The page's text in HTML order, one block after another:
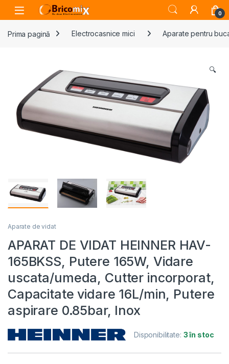
Skip to navigation
Skip to content
Open 0
Prima pagină Electrocasnice mici Aparate pentru
🔍
Aparate de vidat
APARAT DE VIDAT HEINNER HAV-
165BKSS, Putere 165W, Vidare
uscata/umeda, Cutter incorporat,
Capacitate vidare 16L/min, Putere
aspirare 0.85bar, Inox
Disponibilitate: 3 în stoc